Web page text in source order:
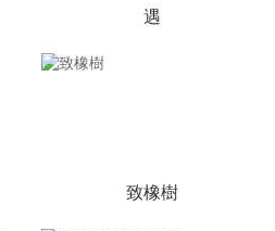
遇
致橡樹